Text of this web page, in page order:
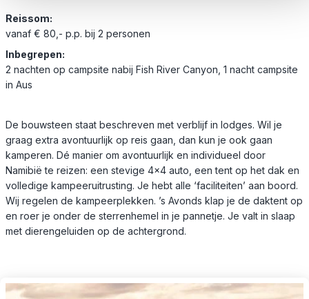
Reissom:
vanaf € 80,- p.p. bij 2 personen
Inbegrepen:
2 nachten op campsite nabij Fish River Canyon, 1 nacht campsite
in Aus
De bouwsteen staat beschreven met verblijf in lodges. Wil je
graag extra avontuurlijk op reis gaan, dan kun je ook gaan
kamperen. Dé manier om avontuurlijk en individueel door
Namibië te reizen: een stevige 4×4 auto, een tent op het dak en
volledige kampeeruitrusting. Je hebt alle ‘faciliteiten’ aan boord.
Wij regelen de kampeerplekken. ’s Avonds klap je de daktent op
en roer je onder de sterrenhemel in je pannetje. Je valt in slaap
met dierengeluiden op de achtergrond.